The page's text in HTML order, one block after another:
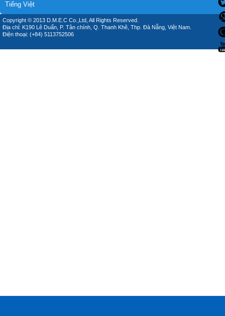
Tiếng Việt
Copyright © 2013 D.M.E.C Co.,Ltd, All Rights Reserved.
Địa chỉ: K190 Lê Duẩn, P. Tân chính, Q. Thanh Khê, Thp. Đà Nẵng, Việt Nam.
Điện thoại: (+84) 5113752506